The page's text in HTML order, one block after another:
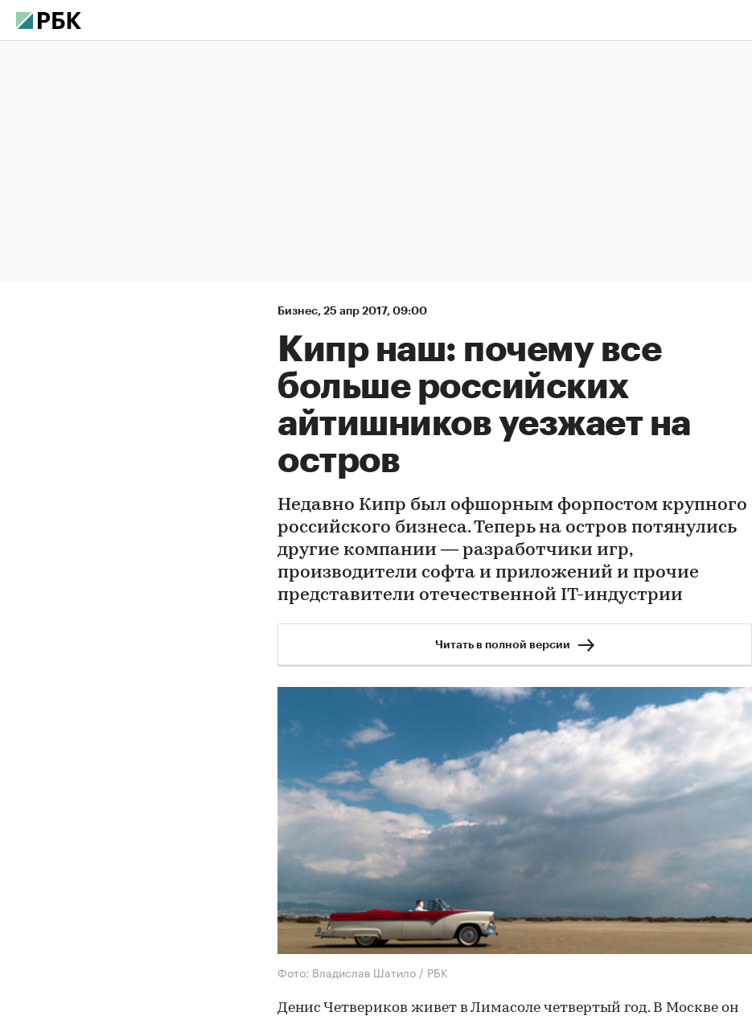
Бизнес, 25 апр 2017, 09:00
Кипр наш: почему все
больше российских
айтишников уезжает на
остров
Недавно Кипр был офшорным форпостом крупного
российского бизнеса. Теперь на остров потянулись
другие компании — разработчики игр,
производители софта и приложений и прочие
представители отечественной IT-индустрии
Читать в полной версии
Фото: Владислав Шатило / РБК
Денис Четвериков живет в Лимасоле четвертый год. В Москве он